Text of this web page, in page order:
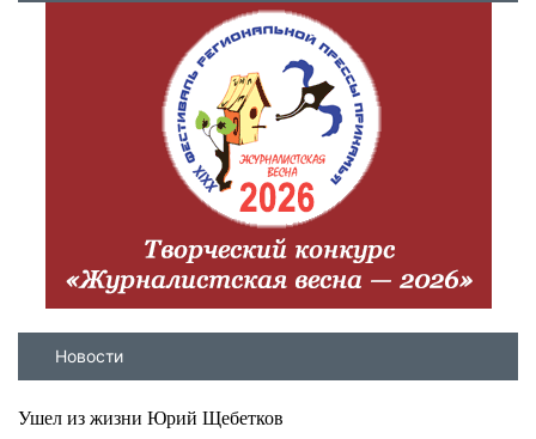
Новости
Ушел из жизни Юрий Щебетков